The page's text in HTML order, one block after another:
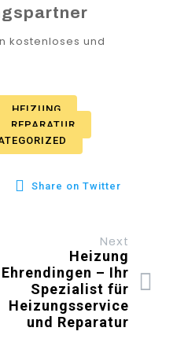
kostenloses und
HEIZUNG
REPARATUR
Share on Twitter
Next
Heizung
Ehrendingen – Ihr
Spezialist für
Heizungsservice
und Reparatur